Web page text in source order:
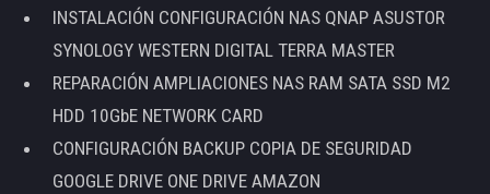
INSTALACIÓN CONFIGURACIÓN NAS QNAP ASUSTOR
SYNOLOGY WESTERN DIGITAL TERRA MASTER
REPARACIÓN AMPLIACIONES NAS RAM SATA SSD M2
HDD 10GbE NETWORK CARD
CONFIGURACIÓN BACKUP COPIA DE SEGURIDAD
GOOGLE DRIVE ONE DRIVE AMAZON